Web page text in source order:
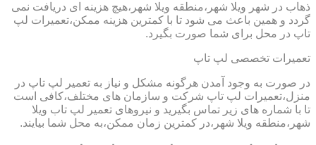
ذهاب در شهر ویلا شهر،منطقه ویلا شهر،هیچ هزینه ای دریافت نمی
گردد و همین باعث می شود تا با کمترین هزینه ممکن،تعمیرات لپ
تاپ در محل برای شما صورت بگیرد.
تعمیرات تخصصی لپ تاپ
در صورت به وجود آمدن هرگونه مشکل و نیاز به تعمیر لپ تاپ در
منزل،تعمیرات لپ تاپ شرکت و سازمان های مختلف،کافی است
تا با شماره های زیر تماس بگیرید و نیروهای تعمیر لپ تاب ویلا
شهر،منطقه ویلا شهر،در کمترین زمان ممکن،به محل شما بیایند.